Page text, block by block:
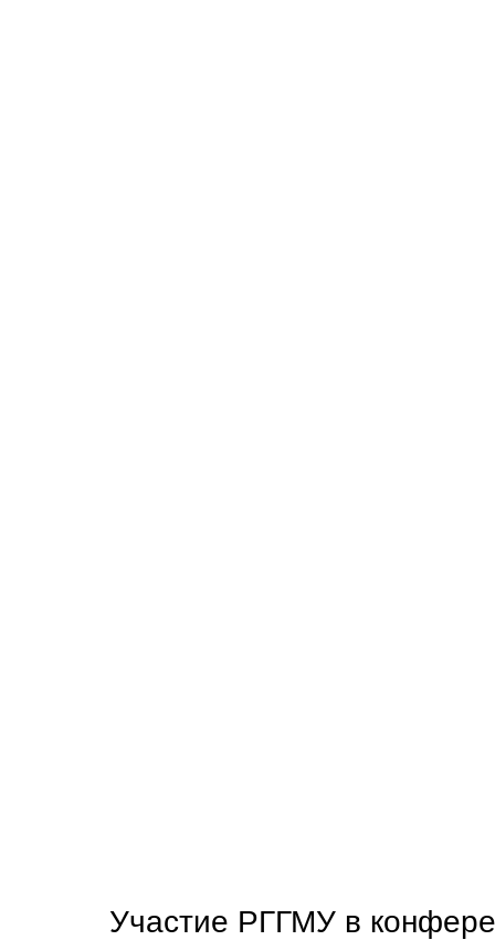
Участие РГГМУ в